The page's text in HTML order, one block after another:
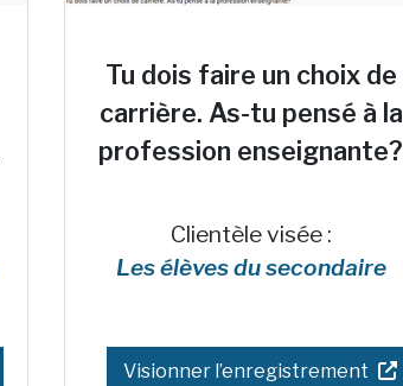
Tu dois faire un choix de
carrière. As-tu pensé à la
profession enseignante?
Clientèle visée :
Les élèves du secondaire
Visionner l’enregistrement